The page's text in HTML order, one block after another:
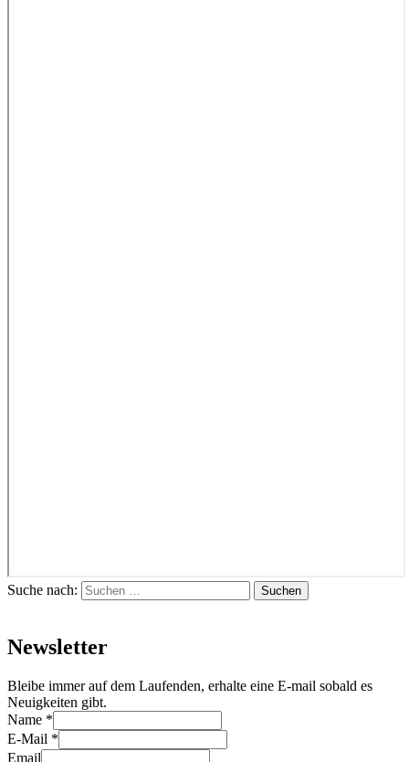
Suche nach: Suchen
Newsletter
Bleibe immer auf dem Laufenden, erhalte eine E-mail sobald es
Neuigkeiten gibt.
Name *
E-Mail *
Email